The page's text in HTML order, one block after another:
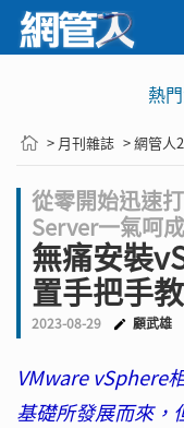
熱
> 月刊雜誌 > 網管人
從零開始迅速
Server一氣呵成
無痛安裝
置手把手
2023-08-29 顧武雄
VMware vSphere
基礎所發展而來，